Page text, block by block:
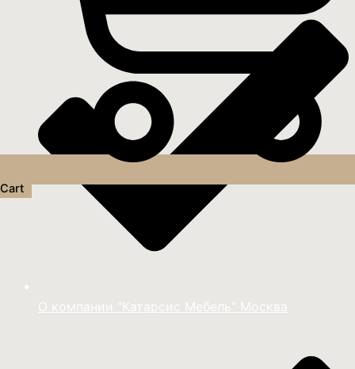
Cart
О компании "Катарсис Мебель" Москва